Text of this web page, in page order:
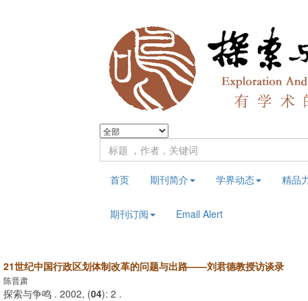
首页 期刊简介 学界动态 精品
期刊订阅 Email Alert
21世纪中国行政区划体制改革的问题与出路——刘君德教授访谈录
陈晋肃
探索与争鸣 . 2002, (04): 2 .